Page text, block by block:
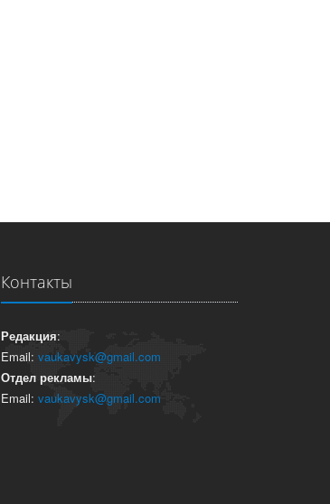
Контакты
Редакция:
Email: vaukavysk@gmail.com
Отдел рекламы:
Email: vaukavysk@gmail.com